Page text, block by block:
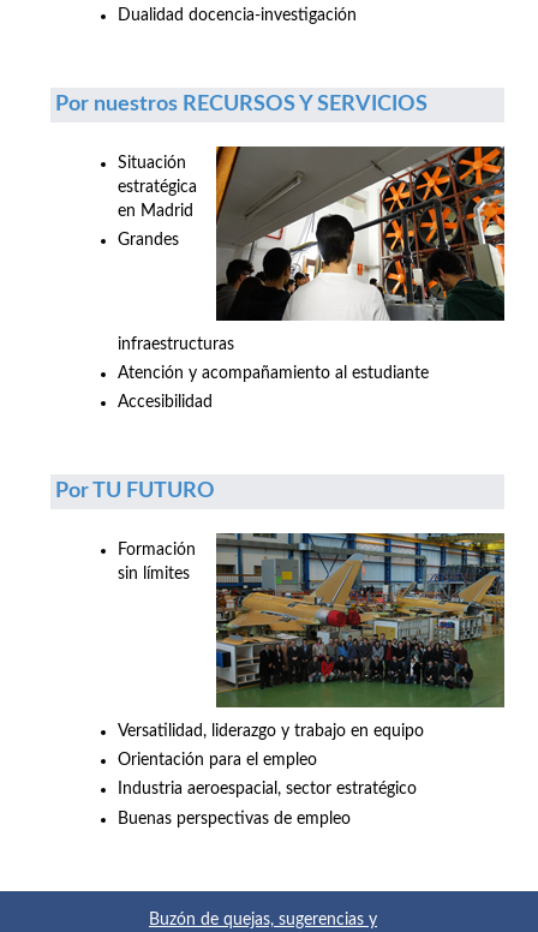
Dualidad docencia-investigación
Por nuestros RECURSOS Y SERVICIOS
Situación
estratégica
en Madrid
Grandes
infraestructuras
Atención y acompañamiento al estudiante
Accesibilidad
Por TU FUTURO
Formación
sin límites
Versatilidad, liderazgo y trabajo en equipo
Orientación para el empleo
Industria aeroespacial, sector estratégico
Buenas perspectivas de empleo
Buzón de quejas, sugerencias y